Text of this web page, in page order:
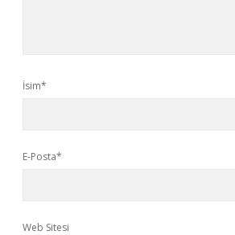
İsim*
E-Posta*
Web Sitesi